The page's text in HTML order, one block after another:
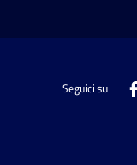
Seguici su